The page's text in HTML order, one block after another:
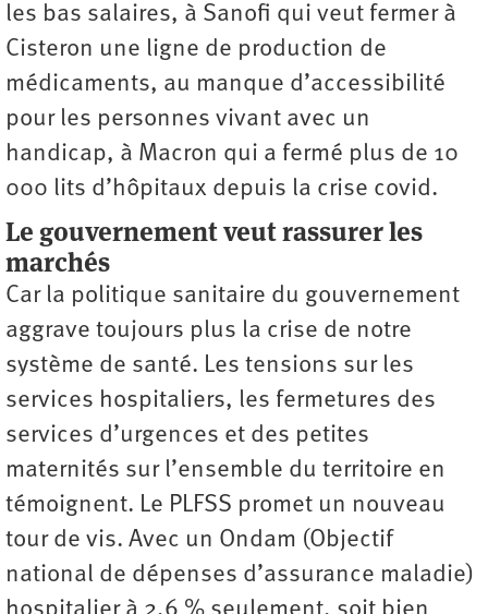
les bas salaires, à Sanofi qui veut fermer à
Cisteron une ligne de production de
médicaments, au manque d’accessibilité
pour les personnes vivant avec un
handicap, à Macron qui a fermé plus de 10
000 lits d’hôpitaux depuis la crise covid.
Le gouvernement veut rassurer les
marchés
Car la politique sanitaire du gouvernement
aggrave toujours plus la crise de notre
système de santé. Les tensions sur les
services hospitaliers, les fermetures des
services d’urgences et des petites
maternités sur l’ensemble du territoire en
témoignent. Le PLFSS promet un nouveau
tour de vis. Avec un Ondam (Objectif
national de dépenses d’assurance maladie)